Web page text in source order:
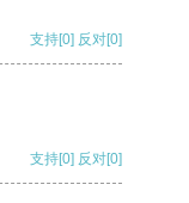
支持[0] 反对[0]
支持[0] 反对[0]